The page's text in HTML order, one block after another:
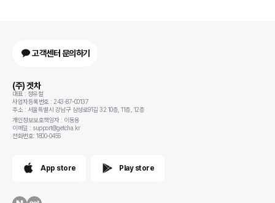
고객센터 문의하기
(주) 겟차
대표 : 정유철
사업자등록번호 : 243-87-00137
주소 : 서울특별시 강남구 삼성로91길 32 10층, 11층, 12층
개인정보보호책임자 : 이동용
이메일 : support@getcha.kr
전화번호: 1800-0456
App store Play store